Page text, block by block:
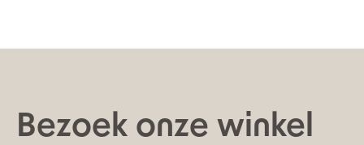
Bezoek onze winkel